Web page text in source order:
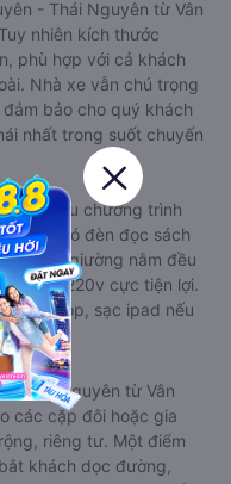
- Thái Nguyên từ Vân
nhiên kích thước
phù hợp với cả khách
Nhà xe vẫn chú trọng
bảo cho quý khách
nhất trong suốt chuyến
nhiều chương trình
nghe, có đèn đọc sách
Tại mỗi giường nằm đều
điện 220v cực tiện lợi.
laptop, sạc ipad nếu
- Thái Nguyên từ Vân
các cặp đôi hoặc gia
riêng tư. Một điểm
khách dọc đường,